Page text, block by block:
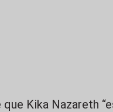
Kika Nazareth